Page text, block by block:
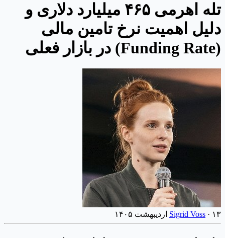
تله اهرمی ۴۶۵ میلیارد دلاری و
دلیل اهمیت نرخ تامین مالی
(Funding Rate) در بازار فعلی
Sigrid Voss · ۱۳ اردیبهشت ۱۴۰۵